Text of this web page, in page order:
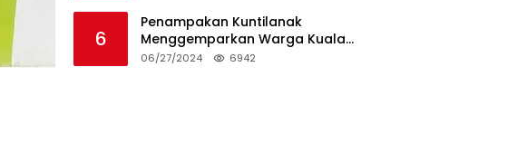
6
Penampakan Kuntilanak
Menggemparkan Warga Kuala
Langsa dan Btn Sungai Pauh
06/27/2024 6942